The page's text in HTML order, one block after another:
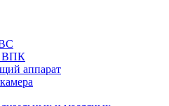
ВПК
аппарат